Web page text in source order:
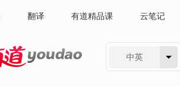
翻译 有道精品课 云笔记
中英